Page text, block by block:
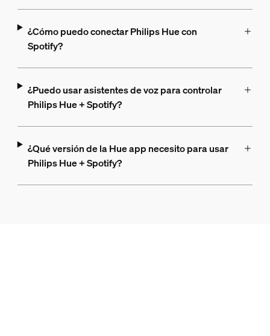
¿Cómo puedo conectar Philips Hue con
Spotify?
¿Puedo usar asistentes de voz para controlar
Philips Hue + Spotify?
¿Qué versión de la Hue app necesito para usar
Philips Hue + Spotify?